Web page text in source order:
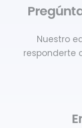
Nuestro
responderte